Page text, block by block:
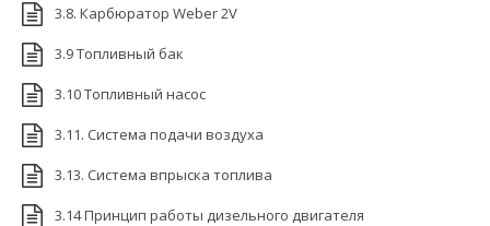
3.8. Карбюратор Weber 2V
3.9 Топливный бак
3.10 Топливный насос
3.11. Система подачи воздуха
3.13. Система впрыска топлива
3.14 Принцип работы дизельного двигателя